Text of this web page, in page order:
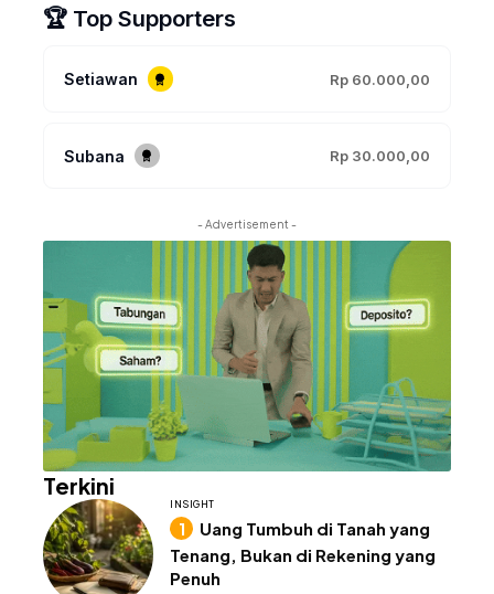
🏆 Top Supporters
Setiawan Rp 60.000,00
Subana Rp 30.000,00
- Advertisement -
Terkini
INSIGHT
Uang Tumbuh di Tanah yang
Tenang, Bukan di Rekening yang
Penuh